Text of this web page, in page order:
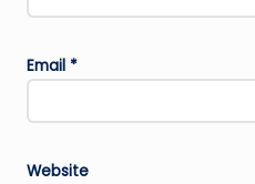
Email *
Website